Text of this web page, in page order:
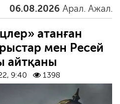
06.08.2026 Арал. Ажал.
атанған
мен Ресей
айтқаны
9:40 1398